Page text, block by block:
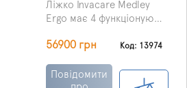
Ліжко Invacare Medley
Ergo має 4 функціонуючі
регулювання положення
ножного відділу.
56900 грн Код: 13974
Повідомити